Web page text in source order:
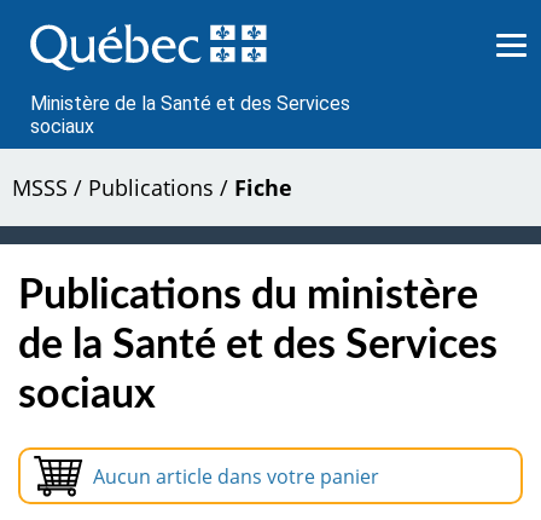
au
contenu
Ministère de la Santé et des Services
sociaux
MSSS / Publications / Fiche
Publications du ministère
de la Santé et des Services
sociaux
Aucun article dans votre panier